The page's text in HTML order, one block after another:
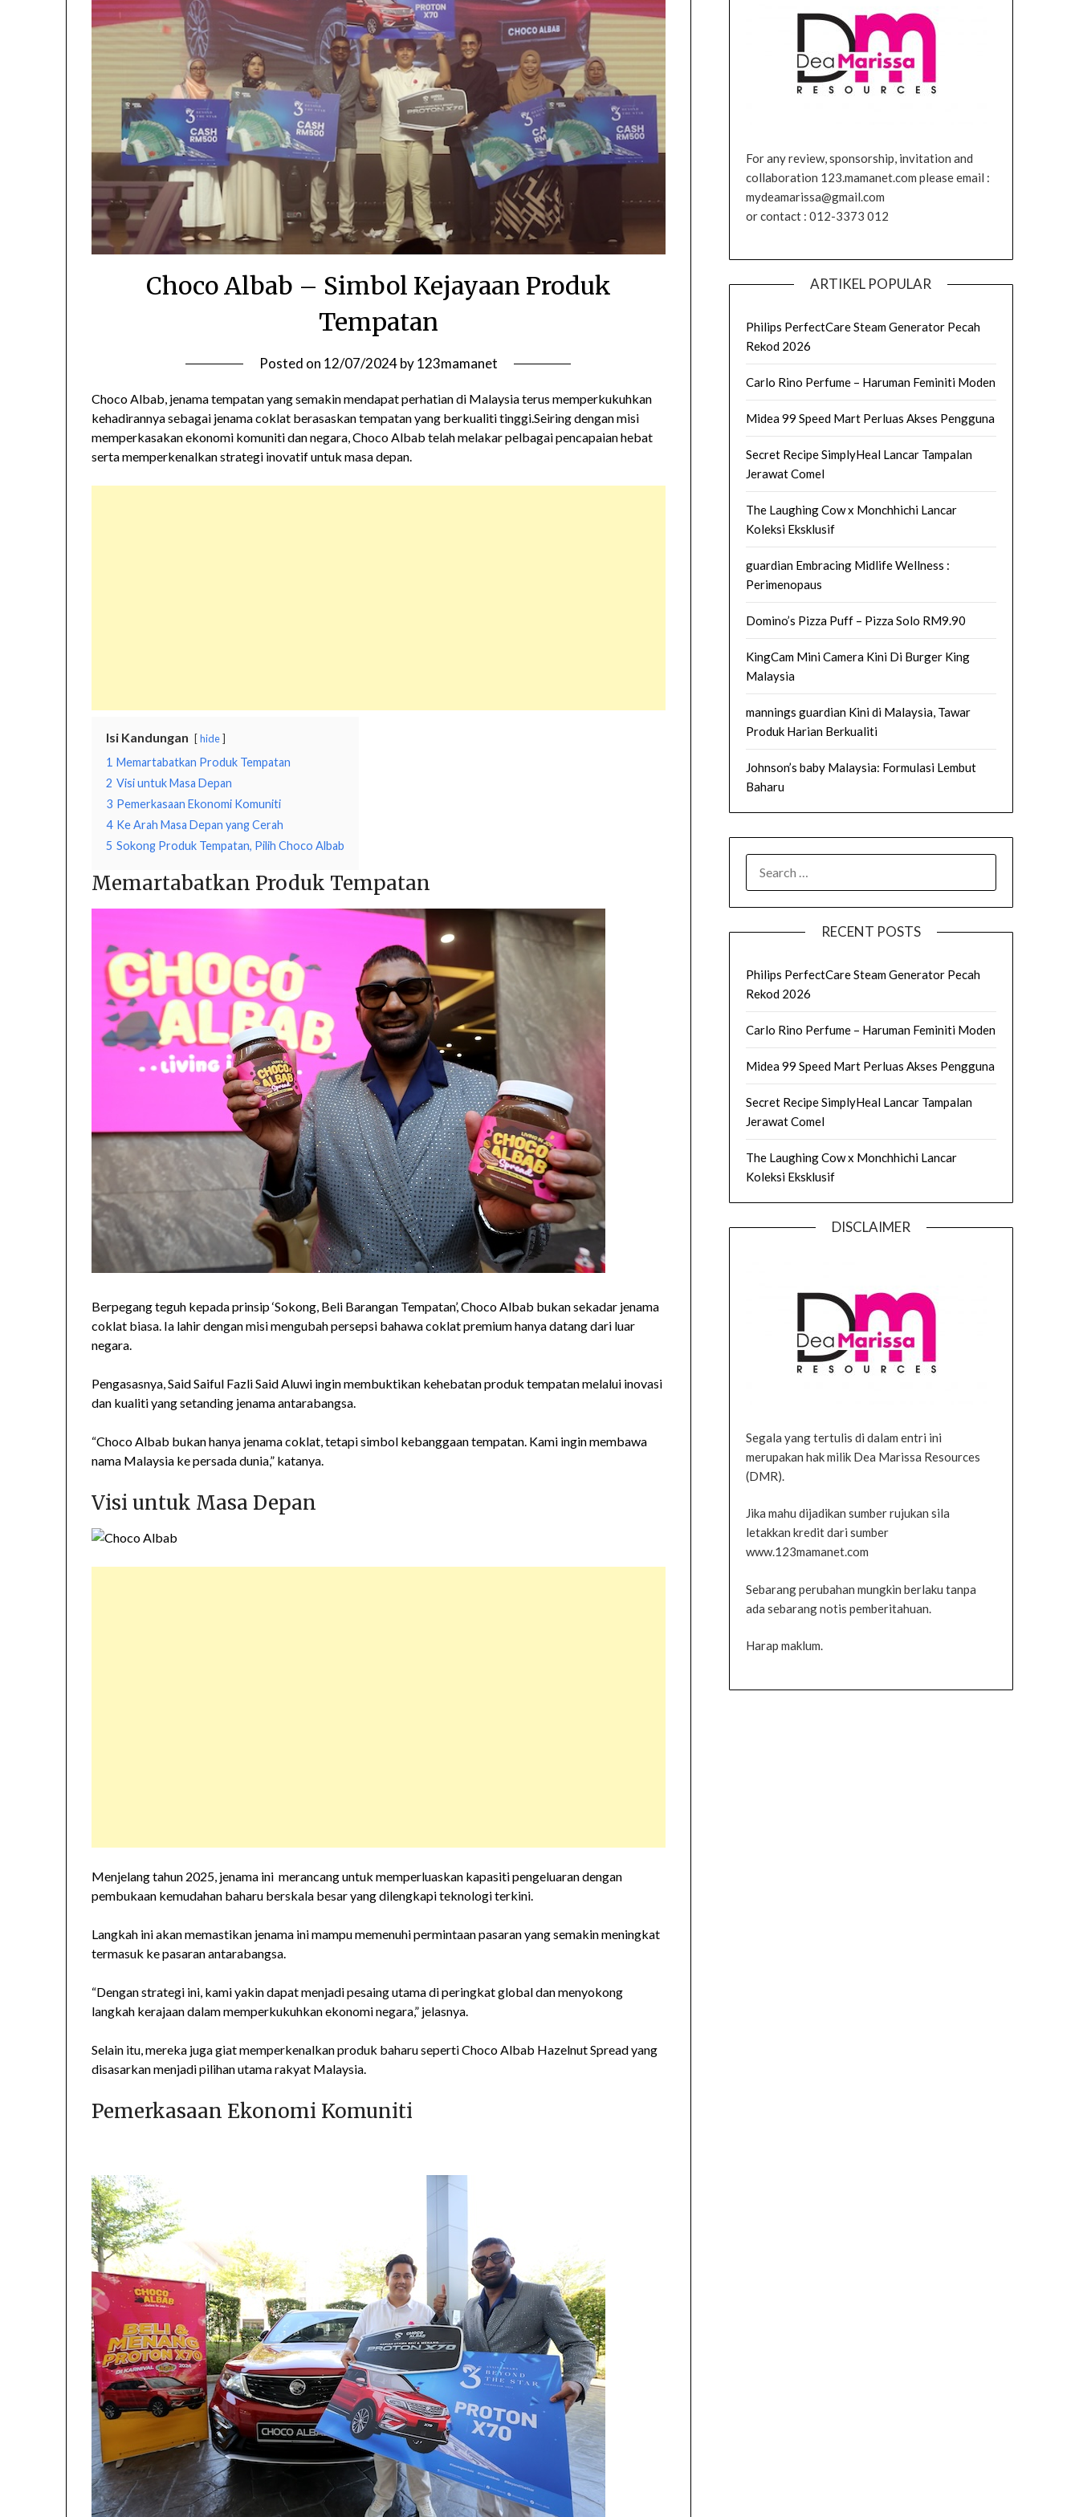
Choco Albab – Simbol Kejayaan Produk
Tempatan
Posted on 12/07/2024by123mamanet
Choco Albab, jenama tempatan yang semakin mendapat perhatian di Malaysia terus memperkukuhkan
kehadirannya sebagai jenama coklat berasaskan tempatan yang berkualiti tinggi.Seiring dengan misi
memperkasakan ekonomi komuniti dan negara, Choco Albab telah melakar pelbagai pencapaian hebat
serta memperkenalkan strategi inovatif untuk masa depan.
Isi Kandungan hide
1 Memartabatkan Produk Tempatan
2 Visi untuk Masa Depan
3 Pemerkasaan Ekonomi Komuniti
4 Ke Arah Masa Depan yang Cerah
5 Sokong Produk Tempatan, Pilih Choco Albab
Memartabatkan Produk Tempatan
Berpegang teguh kepada prinsip ‘Sokong, Beli Barangan Tempatan’, Choco Albab bukan sekadar jenama
coklat biasa. Ia lahir dengan misi mengubah persepsi bahawa coklat premium hanya datang dari luar
negara.
Pengasasnya, Said Saiful Fazli Said Aluwi ingin membuktikan kehebatan produk tempatan melalui inovasi
dan kualiti yang setanding jenama antarabangsa.
“Choco Albab bukan hanya jenama coklat, tetapi simbol kebanggaan tempatan. Kami ingin membawa
nama Malaysia ke persada dunia,” katanya.
Visi untuk Masa Depan
Menjelang tahun 2025, jenama ini merancang untuk memperluaskan kapasiti pengeluaran dengan
pembukaan kemudahan baharu berskala besar yang dilengkapi teknologi terkini.
Langkah ini akan memastikan jenama ini mampu memenuhi permintaan pasaran yang semakin meningkat
termasuk ke pasaran antarabangsa.
“Dengan strategi ini, kami yakin dapat menjadi pesaing utama di peringkat global dan menyokong
langkah kerajaan dalam memperkukuhkan ekonomi negara,” jelasnya.
Selain itu, mereka juga giat memperkenalkan produk baharu seperti Choco Albab Hazelnut Spread yang
disasarkan menjadi pilihan utama rakyat Malaysia.
Pemerkasaan Ekonomi Komuniti
For any review, sponsorship, invitation and
collaboration 123.mamanet.com please email :
mydeamarissa@gmail.com
or contact : 012-3373 012
ARTIKEL POPULAR
Philips PerfectCare Steam Generator Pecah
Rekod 2026
Carlo Rino Perfume – Haruman Feminiti Moden
Midea 99 Speed Mart Perluas Akses Pengguna
Secret Recipe SimplyHeal Lancar Tampalan
Jerawat Comel
The Laughing Cow x Monchhichi Lancar
Koleksi Eksklusif
guardian Embracing Midlife Wellness :
Perimenopaus
Domino’s Pizza Puff – Pizza Solo RM9.90
KingCam Mini Camera Kini Di Burger King
Malaysia
mannings guardian Kini di Malaysia, Tawar
Produk Harian Berkualiti
Johnson’s baby Malaysia: Formulasi Lembut
Baharu
FOR:
RECENT POSTS
Philips PerfectCare Steam Generator Pecah
Rekod 2026
Carlo Rino Perfume – Haruman Feminiti Moden
Midea 99 Speed Mart Perluas Akses Pengguna
Secret Recipe SimplyHeal Lancar Tampalan
Jerawat Comel
The Laughing Cow x Monchhichi Lancar
Koleksi Eksklusif
DISCLAIMER
Segala yang tertulis di dalam entri ini
merupakan hak milik Dea Marissa Resources
(DMR).
Jika mahu dijadikan sumber rujukan sila
letakkan kredit dari sumber
www.123mamanet.com
Sebarang perubahan mungkin berlaku tanpa
ada sebarang notis pemberitahuan.
Harap maklum.